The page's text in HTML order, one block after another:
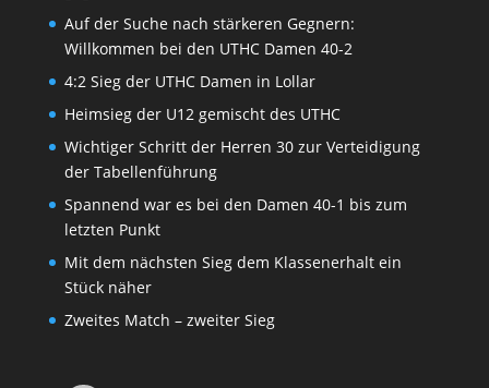
Auf der Suche nach stärkeren Gegnern:
Willkommen bei den UTHC Damen 40-2
4:2 Sieg der UTHC Damen in Lollar
Heimsieg der U12 gemischt des UTHC
Wichtiger Schritt der Herren 30 zur Verteidigung
der Tabellenführung
Spannend war es bei den Damen 40-1 bis zum
letzten Punkt
Mit dem nächsten Sieg dem Klassenerhalt ein
Stück näher
Zweites Match – zweiter Sieg